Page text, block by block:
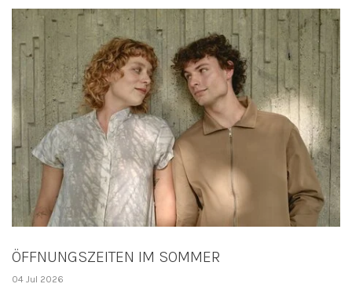
ÖFFNUNGSZEITEN IM SOMMER
04 Jul 2026